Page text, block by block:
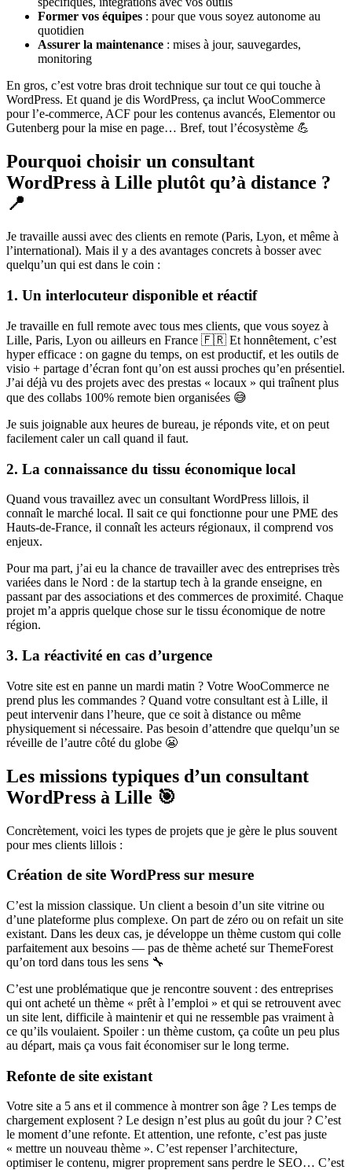
Former vos équipes : pour que vous soyez autonome au
quotidien
Assurer la maintenance : mises à jour, sauvegardes,
monitoring
En gros, c’est votre bras droit technique sur tout ce qui touche à
WordPress. Et quand je dis WordPress, ça inclut WooCommerce
pour l’e-commerce, ACF pour les contenus avancés, Elementor ou
Gutenberg pour la mise en page… Bref, tout l’écosystème 💪
Pourquoi choisir un consultant
WordPress à Lille plutôt qu’à distance ?
📍
Je travaille aussi avec des clients en remote (Paris, Lyon, et même à
l’international). Mais il y a des avantages concrets à bosser avec
quelqu’un qui est dans le coin :
1. Un interlocuteur disponible et réactif
Je travaille en full remote avec tous mes clients, que vous soyez à
Lille, Paris, Lyon ou ailleurs en France 🇫🇷 Et honnêtement, c’est
hyper efficace : on gagne du temps, on est productif, et les outils de
visio + partage d’écran font qu’on est aussi proches qu’en présentiel.
J’ai déjà vu des projets avec des prestas « locaux » qui traînent plus
que des collabs 100% remote bien organisées 😅
Je suis joignable aux heures de bureau, je réponds vite, et on peut
facilement caler un call quand il faut.
2. La connaissance du tissu économique local
Quand vous travaillez avec un consultant WordPress lillois, il
connaît le marché local. Il sait ce qui fonctionne pour une PME des
Hauts-de-France, il connaît les acteurs régionaux, il comprend vos
enjeux.
Pour ma part, j’ai eu la chance de travailler avec des entreprises très
variées dans le Nord : de la startup tech à la grande enseigne, en
passant par des associations et des commerces de proximité. Chaque
projet m’a appris quelque chose sur le tissu économique de notre
région.
3. La réactivité en cas d’urgence
Votre site est en panne un mardi matin ? Votre WooCommerce ne
prend plus les commandes ? Quand votre consultant est à Lille, il
peut intervenir dans l’heure, que ce soit à distance ou même
physiquement si nécessaire. Pas besoin d’attendre que quelqu’un se
réveille de l’autre côté du globe 😬
Les missions typiques d’un consultant
WordPress à Lille 🎯
Concrètement, voici les types de projets que je gère le plus souvent
pour mes clients lillois :
Création de site WordPress sur mesure
C’est la mission classique. Un client a besoin d’un site vitrine ou
d’une plateforme plus complexe. On part de zéro ou on refait un site
existant. Dans les deux cas, je développe un thème custom qui colle
parfaitement aux besoins — pas de thème acheté sur ThemeForest
qu’on tord dans tous les sens 🔧
C’est une problématique que je rencontre souvent : des entreprises
qui ont acheté un thème « prêt à l’emploi » et qui se retrouvent avec
un site lent, difficile à maintenir et qui ne ressemble pas vraiment à
ce qu’ils voulaient. Spoiler : un thème custom, ça coûte un peu plus
au départ, mais ça vous fait économiser sur le long terme.
Refonte de site existant
Votre site a 5 ans et il commence à montrer son âge ? Les temps de
chargement explosent ? Le design n’est plus au goût du jour ? C’est
le moment d’une refonte. Et attention, une refonte, c’est pas juste
« mettre un nouveau thème ». C’est repenser l’architecture,
optimiser le contenu, migrer proprement sans perdre le SEO… C’est